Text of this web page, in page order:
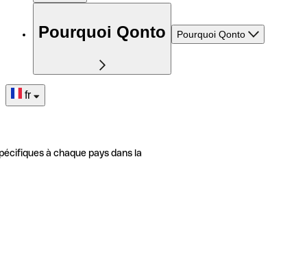
Pourquoi Qonto Pourquoi Qonto
fr
à chaque pays dans la